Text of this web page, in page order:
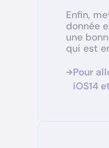
Enfin,
donnée
une
qui est
Pour
iOS14